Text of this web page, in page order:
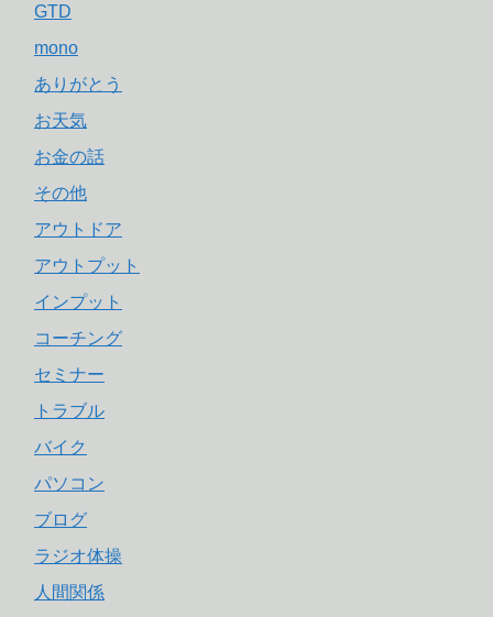
GTD
mono
ありがとう
お天気
お金の話
その他
アウトドア
アウトプット
インプット
コーチング
セミナー
トラブル
バイク
パソコン
ブログ
ラジオ体操
人間関係